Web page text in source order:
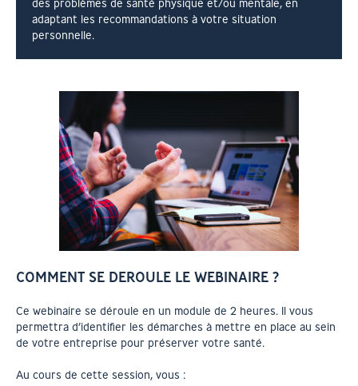
des problèmes de santé physique et/ou mentale, en
adaptant les recommandations à votre situation
personnelle.
COMMENT SE DEROULE LE WEBINAIRE ?
Ce webinaire se déroule en un module de 2 heures. Il vous
permettra d’identifier les démarches à mettre en place au sein
de votre entreprise pour préserver votre santé.
Au cours de cette session, vous :